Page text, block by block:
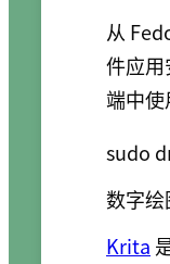
从
件应
端中使
sudo
数字
Krita